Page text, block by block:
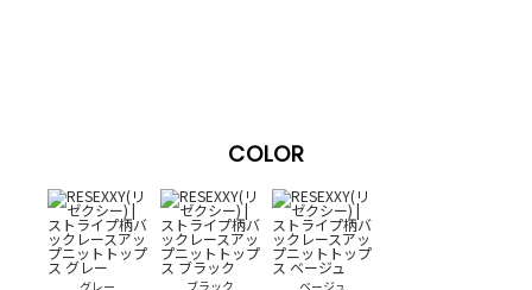
COLOR
グレー ブラック ベージュ